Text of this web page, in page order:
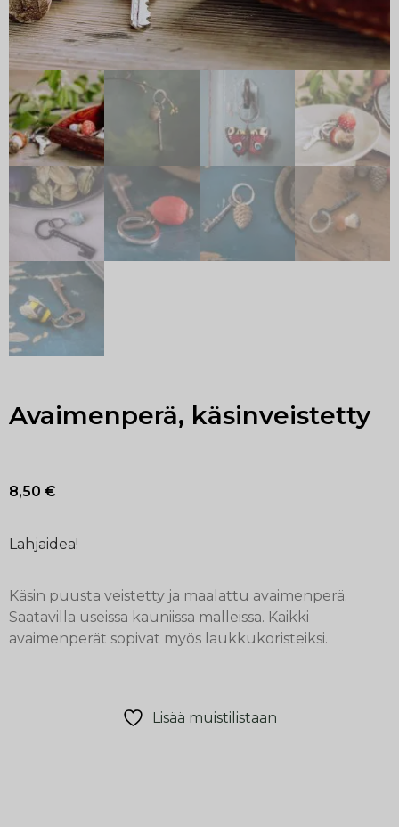
Avaimenperä, käsinveistetty
8,50 €
Lahjaidea!
Käsin puusta veistetty ja maalattu avaimenperä.
Saatavilla useissa kauniissa malleissa. Kaikki
avaimenperät sopivat myös laukkukoristeiksi.
Lisää muistilistaan